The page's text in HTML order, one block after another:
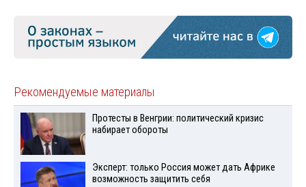
Рекомендуемые материалы
Протесты в Венгрии: политический кризис
набирает обороты
Эксперт: только Россия может дать Африке
возможность защитить себя